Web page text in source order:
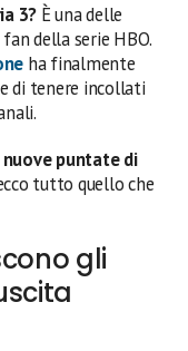
3? È una delle
della serie HBO.
ha finalmente
di tenere incollati
puntate di
tutto quello che
gli